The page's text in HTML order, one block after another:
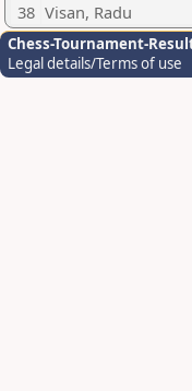
38 Visan, Radu
Chess-Tournament-
Legal details/Terms of use